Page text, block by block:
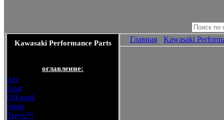
Kawasaki Performance Parts
оглавление:
Atv
Gear
Off-road
Sport
Teryx™
Главная Kawasaki